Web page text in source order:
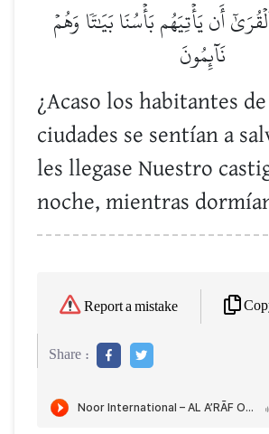
أَن يَأۡتِيَهُم بَأۡسُنَا بَيَٰتٗا وَهُمۡ
نَآئِمُونَ
¿Acaso los habitantes
ciudades se sentían a
les llegase Nuestro
noche, mientras
Report a mistake
Share :